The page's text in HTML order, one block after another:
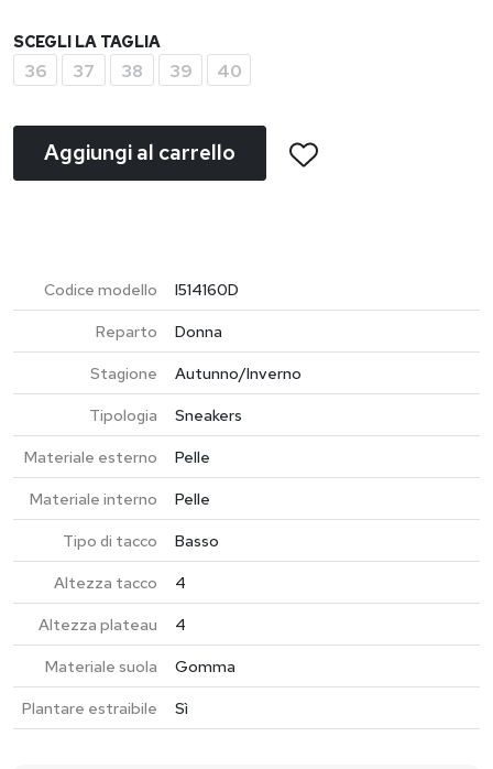
SCEGLI LA TAGLIA
36 37 38 39 40
Aggiungi al carrello
Codice modello
I514160D
Reparto
Donna
Stagione
Autunno/Inverno
Tipologia
Sneakers
Materiale esterno
Pelle
Materiale interno
Pelle
Tipo di tacco
Basso
Altezza tacco
4
Altezza plateau
4
Materiale suola
Gomma
Plantare estraibile
Sì